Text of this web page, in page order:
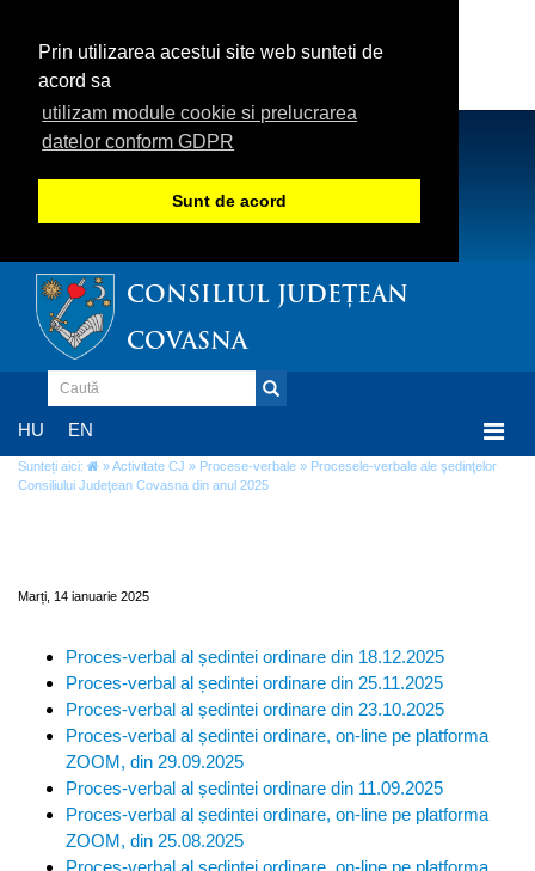
Prin utilizarea acestui site web sunteti de
acord sa
utilizam module cookie si prelucrarea
datelor conform GDPR
Sunt de acord
CONSILIUL JUDEȚEAN
COVASNA
HU EN
Sunteți aici: »Activitate CJ » Procese-verbale » Procesele-verbale ale şedinţelor
Consiliului Judeţean Covasna din anul 2025
Marți, 14 ianuarie 2025
Proces-verbal al ședintei ordinare din 18.12.2025
Proces-verbal al ședintei ordinare din 25.11.2025
Proces-verbal al ședintei ordinare din 23.10.2025
Proces-verbal al ședintei ordinare, on-line pe platforma
ZOOM, din 29.09.2025
Proces-verbal al ședintei ordinare din 11.09.2025
Proces-verbal al ședintei ordinare, on-line pe platforma
ZOOM, din 25.08.2025
Proces-verbal al ședintei ordinare, on-line pe platforma